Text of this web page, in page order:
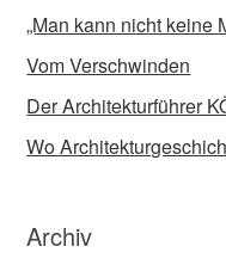
„Man kann nicht keine
Vom Verschwinden
Der Architekturführer
Wo
Archiv